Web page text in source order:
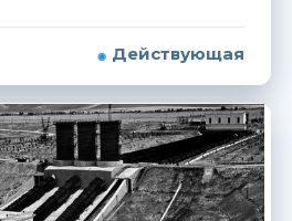
Действующая